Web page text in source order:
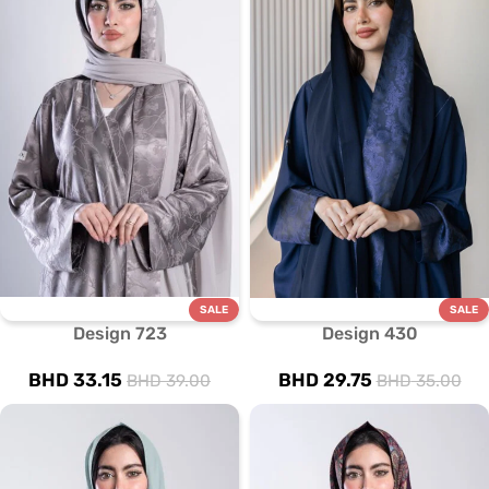
SALE
Design 430
BHD35.00
BHD29.75
SALE
Design 723
BHD39.00
BHD 33.15